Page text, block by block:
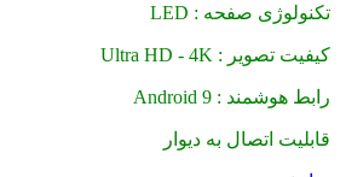
تکنولوژی صفحه : LED
کیفیت تصویر : Ultra HD - 4K
رابط هوشمند : Android 9
قابلیت اتصال به دیوار